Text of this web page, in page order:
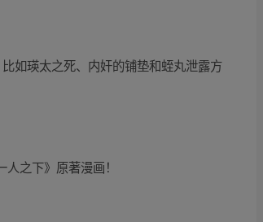
如瑛太之死、内奸的铺垫和蛭丸泄露方
之下》原著漫画！